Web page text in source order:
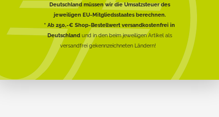
Deutschland müssen wir die Umsatzsteuer des
jeweiligen EU-Mitgliedsstaates berechnen.
* Ab 250,-€ Shop-Bestellwert versandkostenfrei in
Deutschlandund in den beim jeweiligen Artikel als
versandfrei gekennzeichneten Ländern!